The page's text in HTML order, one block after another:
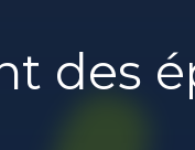
des